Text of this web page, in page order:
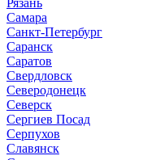
Самара
Санкт-Петербург
Саранск
Саратов
Свердловск
Северодонецк
Северск
Сергиев Посад
Серпухов
Славянск